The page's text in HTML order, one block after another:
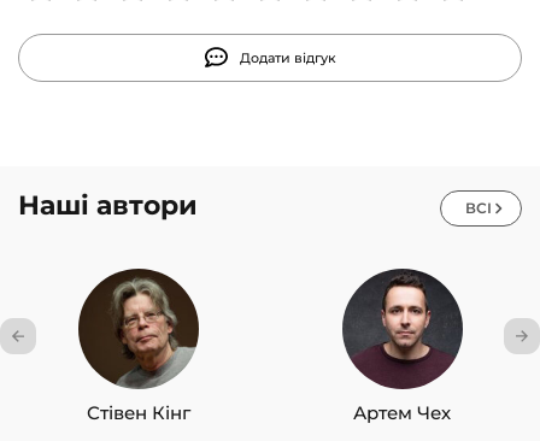
Додати відгук
Наші автори ВСІ
Стівен Кінг Артем Чех